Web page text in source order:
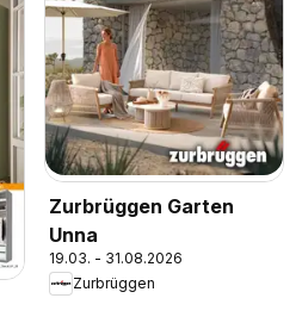
Zurbrüggen Garten
Unna
19.03. - 31.08.2026
Zurbrüggen